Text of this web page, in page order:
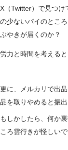
X（Twitter）で見つけ
の少ないパイのとこ
ぶやきが届くのか？
労力と時間を考えると
更に、メルカリで出
品を取りやめると振
もしかしたら、何か
ころ雲行きが怪しいで